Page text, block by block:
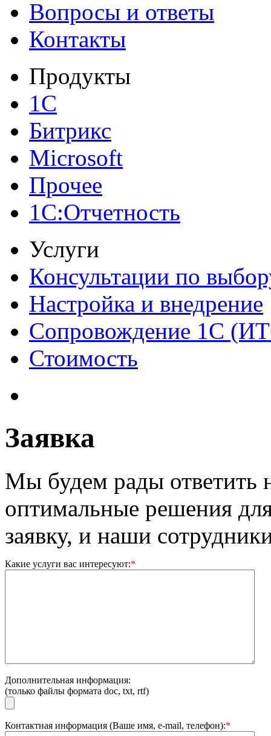
Вопросы и ответы
Контакты
Продукты
1С
Битрикс
Microsoft
Прочее
1С:Отчетность
Услуги
Консультации по
Настройка и внедрение
Сопровождение 1С
Стоимость
Заявка
Мы будем рады ответить
оптимальные решения
заявку, и наши
Какие услуги вас интересуют:*
Дополнительная информация:
(только файлы формата doc, txt, rtf)
Контактная информация (Ваше имя, e-mail, телефон):*